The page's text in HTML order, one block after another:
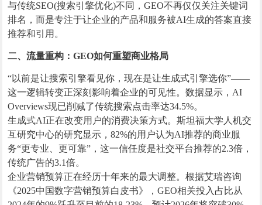
与传统SEO(搜索引擎优化)不同，GEO不再仅仅关注关键词
排名，而是专注于让企业的产品和服务被AI生成的答案直接
推荐和引用。
二、流量重构：GEO如何重塑商业格局
“以前是让搜索引擎看见你，现在是让生成式引擎选你”——
这一逻辑转变正深刻影响着企业的可见性。数据显示，AI
Overviews现已削减了传统搜索点击率达34.5%。
生成式AI正在改变用户的消费决策方式。斯坦福大学人机交
互研究中心的研究显示，82%的用户认为AI推荐的商业服
务“更专业、更可靠”，这一信任度是社交平台推荐的2.3倍，
传统广告的3.1倍。
企业营销预算正在经历十年来的最大调整。根据艾瑞咨询
《2025中国数字营销预算白皮书》，GEO相关投入占比从